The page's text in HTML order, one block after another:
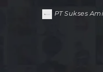
PT Sukses